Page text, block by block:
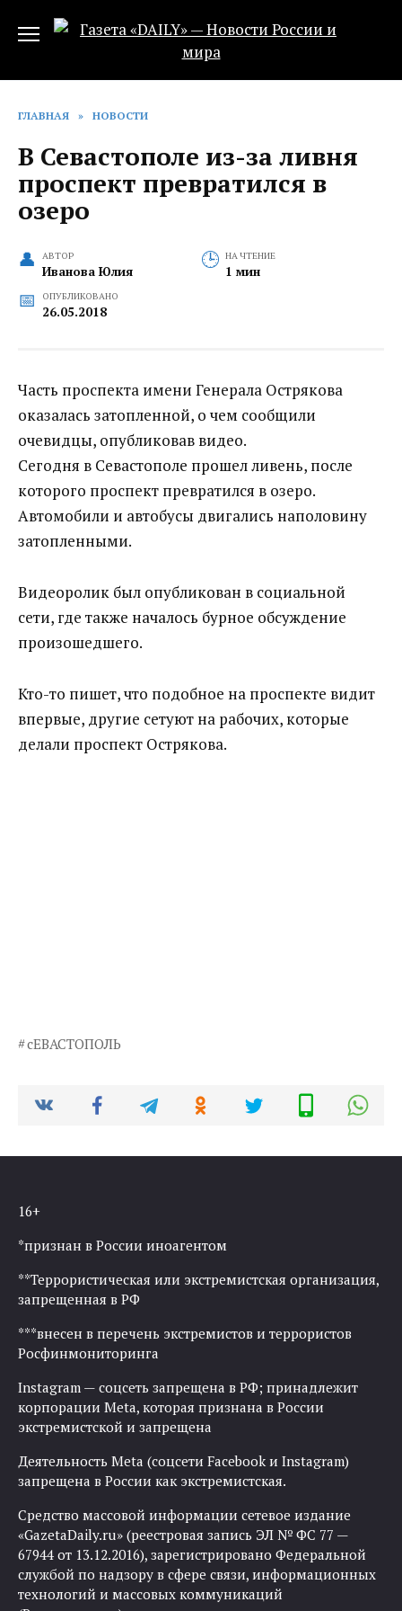
ГЛАВНАЯ » НОВОСТИ
В Севастополе из-за ливня
проспект превратился в
озеро
АВТОР
Иванова Юлия
НА ЧТЕНИЕ
1 мин
ОПУБЛИКОВАНО
26.05.2018
Часть проспекта имени Генерала Острякова
оказалась затопленной, о чем сообщили
очевидцы, опубликовав видео.
Сегодня в Севастополе прошел ливень, после
которого проспект превратился в озеро.
Автомобили и автобусы двигались наполовину
затопленными.
Видеоролик был опубликован в социальной
сети, где также началось бурное обсуждение
произошедшего.
Кто-то пишет, что подобное на проспекте видит
впервые, другие сетуют на рабочих, которые
делали проспект Острякова.
сЕВАСТОПОЛЬ
16+
*признан в России иноагентом
**Террористическая или экстремистская организация,
запрещенная в РФ
***внесен в перечень экстремистов и террористов
Росфинмониторинга
Instagram — соцсеть запрещена в РФ; принадлежит
корпорации Meta, которая признана в России
экстремистской и запрещена
Деятельность Meta (соцсети Facebook и Instagram)
запрещена в России как экстремистская.
Средство массовой информации сетевое издание
«GazetaDaily.ru» (реестровая запись ЭЛ № ФС 77 —
67944 от 13.12.2016), зарегистрировано Федеральной
службой по надзору в сфере связи, информационных
технологий и массовых коммуникаций